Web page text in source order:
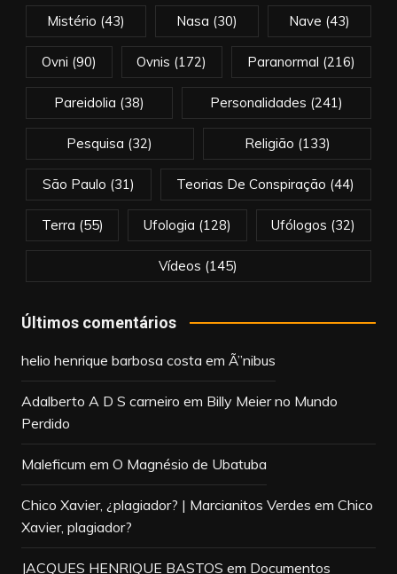
Mistério (43) Nasa (30) Nave (43)
Ovni (90) Ovnis (172) Paranormal (216)
Pareidolia (38) Personalidades (241)
Pesquisa (32) Religião (133)
São Paulo (31) Teorias De Conspiração (44)
Terra (55) Ufologia (128) Ufólogos (32)
Vídeos (145)
Últimos comentários
helio henrique barbosa costa em Ã”nibus
Adalberto A D S carneiro em Billy Meier no Mundo
Perdido
Maleficum em O Magnésio de Ubatuba
Chico Xavier, ¿plagiador? | Marcianitos Verdes em Chico
Xavier, plagiador?
JACQUES HENRIQUE BASTOS em Documentos